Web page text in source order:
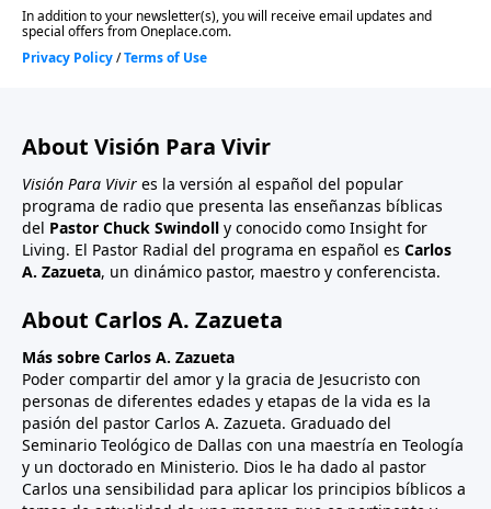
About Visión Para Vivir
Visión Para Vivir es la versión al español del popular
programa de radio que presenta las enseñanzas bíblicas
del Pastor Chuck Swindoll y conocido como Insight for
Living. El Pastor Radial del programa en español es Carlos
A. Zazueta, un dinámico pastor, maestro y conferencista.
About Carlos A. Zazueta
Más sobre Carlos A. Zazueta
Poder compartir del amor y la gracia de Jesucristo con
personas de diferentes edades y etapas de la vida es la
pasión del pastor Carlos A. Zazueta. Graduado del
Seminario Teológico de Dallas con una maestría en Teología
y un doctorado en Ministerio. Dios le ha dado al pastor
Carlos una sensibilidad para aplicar los principios bíblicos a